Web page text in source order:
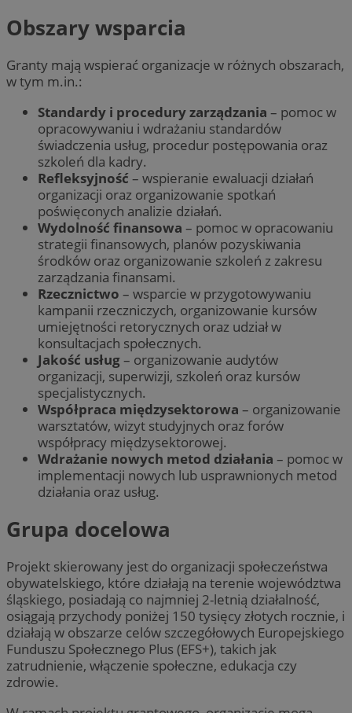
Obszary wsparcia
Granty mają wspierać organizacje w różnych obszarach,
w tym m.in.:
Standardy i procedury zarządzania – pomoc w
opracowywaniu i wdrażaniu standardów
świadczenia usług, procedur postępowania oraz
szkoleń dla kadry.
Refleksyjność – wspieranie ewaluacji działań
organizacji oraz organizowanie spotkań
poświęconych analizie działań.
Wydolność finansowa – pomoc w opracowaniu
strategii finansowych, planów pozyskiwania
środków oraz organizowanie szkoleń z zakresu
zarządzania finansami.
Rzecznictwo – wsparcie w przygotowywaniu
kampanii rzeczniczych, organizowanie kursów
umiejętności retorycznych oraz udział w
konsultacjach społecznych.
Jakość usług– organizowanie audytów
organizacji, superwizji, szkoleń oraz kursów
specjalistycznych.
Współpraca międzysektorowa – organizowanie
warsztatów, wizyt studyjnych oraz forów
współpracy międzysektorowej.
Wdrażanie nowych metod działania – pomoc w
implementacji nowych lub usprawnionych metod
działania oraz usług.
Grupa docelowa
Projekt skierowany jest do organizacji społeczeństwa
obywatelskiego, które działają na terenie województwa
śląskiego, posiadają co najmniej 2-letnią działalność,
osiągają przychody poniżej 150 tysięcy złotych rocznie, i
działają w obszarze celów szczegółowych Europejskiego
Funduszu Społecznego Plus (EFS+), takich jak
zatrudnienie, włączenie społeczne, edukacja czy
zdrowie.